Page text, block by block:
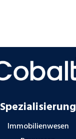
Spezialisierung
Immobilienwesen